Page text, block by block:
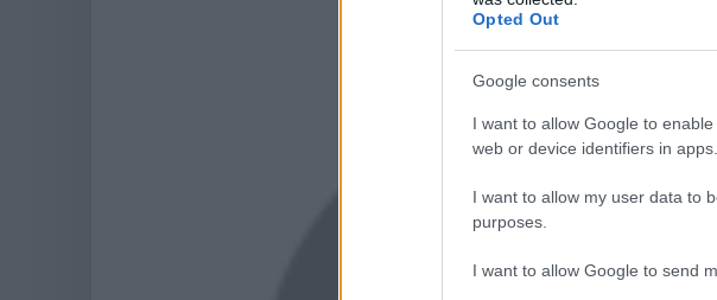
Opted Out
Google consents
I want to allow Google to
web or device identifiers in apps.
I want to allow my user data to
purposes.
I want to allow Google to send